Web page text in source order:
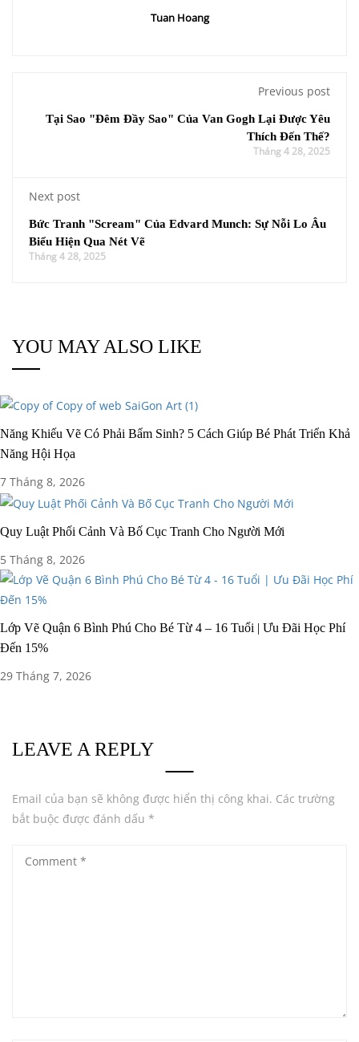
Tuan Hoang
Previous post
Tại Sao "Đêm Đầy Sao" Của Van Gogh Lại Được Yêu
Thích Đến Thế?
Tháng 4 28, 2025
Next post
Bức Tranh "Scream" Của Edvard Munch: Sự Nỗi Lo Âu
Biểu Hiện Qua Nét Vẽ
Tháng 4 28, 2025
YOU MAY ALSO LIKE
Năng Khiếu Vẽ Có Phải Bẩm Sinh? 5 Cách Giúp Bé Phát Triển Khả
Năng Hội Họa
7 Tháng 8, 2026
Quy Luật Phối Cảnh Và Bố Cục Tranh Cho Người Mới
5 Tháng 8, 2026
Lớp Vẽ Quận 6 Bình Phú Cho Bé Từ 4 – 16 Tuổi | Ưu Đãi Học Phí
Đến 15%
29 Tháng 7, 2026
LEAVE A REPLY
Email của bạn sẽ không được hiển thị công khai. Các trường
bắt buộc được đánh dấu *